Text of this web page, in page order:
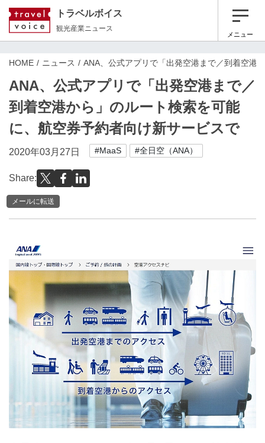
トラベルボイス
観光産業ニュース
メニュー
HOME ニュース ANA、公式アプリで「出発空港まで／到着空港
ANA、公式アプリで「出発空港まで／
到着空港から」のルート検索を可能
に、航空券予約者向け新サービスで
2020年03月27日 #MaaS #全日空（ANA）
Share:
メールに転送